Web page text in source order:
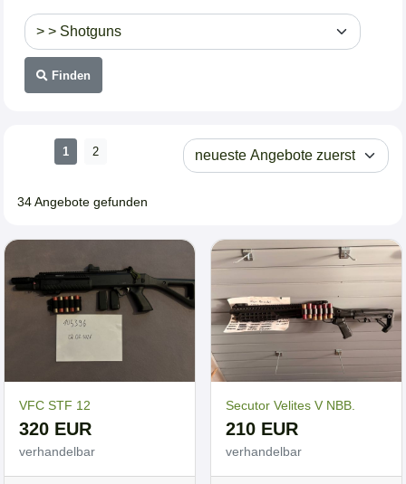
Finden
1 2
34 Angebote gefunden
VFC STF 12
320 EUR
verhandelbar
Secutor Velites V NBB.
210 EUR
verhandelbar